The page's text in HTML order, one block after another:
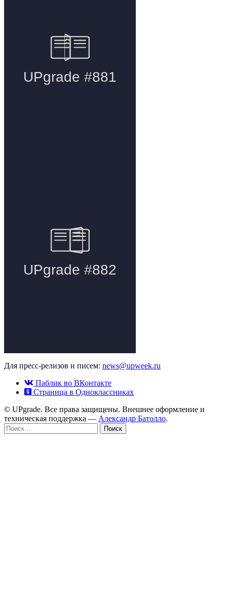
Для пресс-релизов и писем: news@upweek.ru
Паблик во ВКонтакте
Страница в Одноклассниках
© UPgrade. Все права защищены. Внешнее оформление и
техническая поддержка — Александр Батолло.
Найти: